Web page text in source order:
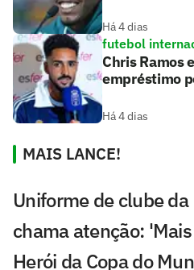
Há 4 dias
futebol
Chris Ramos
empréstimo
Há 4 dias
MAIS LANCE!
Uniforme de clube
chama atenção:
Herói da Copa do